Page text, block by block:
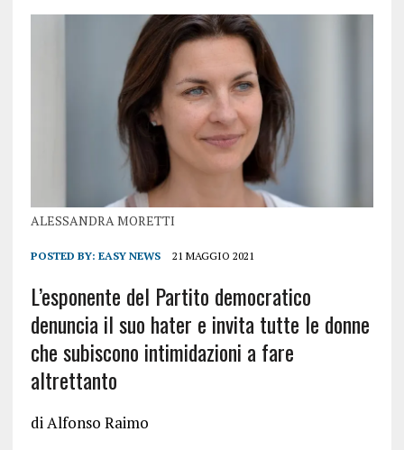
ALESSANDRA MORETTI
POSTED BY: EASY NEWS 21 MAGGIO 2021
L’esponente del Partito democratico
denuncia il suo hater e invita tutte le donne
che subiscono intimidazioni a fare
altrettanto
di Alfonso Raimo